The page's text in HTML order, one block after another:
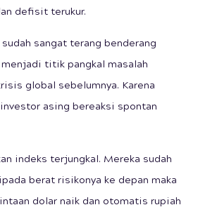
defisit terukur.
sangat terang benderang
titik pangkal masalah
global sebelumnya. Karena
asing bereaksi spontan
indeks terjungkal. Mereka sudah
berat risikonya ke depan maka
dolar naik dan otomatis rupiah